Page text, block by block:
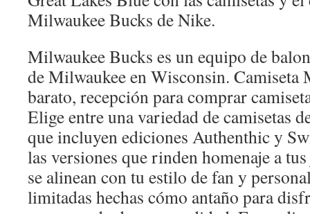
Milwaukee Bucks de Nike.
Milwaukee Bucks es un equipo de
de Milwaukee en Wisconsin. Camiseta
barato, recepción para comprar
Elige entre una variedad de camisetas
que incluyen ediciones Authenthic y
las versiones que rinden homenaje a
se alinean con tu estilo de fan y
limitadas hechas cómo antaño para